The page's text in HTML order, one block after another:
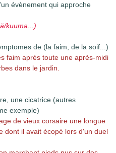
évènement qui approche
kuuma...)
de (la faim, de la soif...)
faim après toute une après-midi
dans le jardin.
une cicatrice (autres
exemple)
de vieux corsaire une longue
dont il avait écopé lors d'un duel